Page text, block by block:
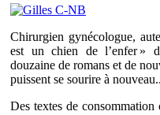
Chirurgien gynécologue,
est un chien de l’enfer »
douzaine de romans et de
puissent se sourire à
Des textes de